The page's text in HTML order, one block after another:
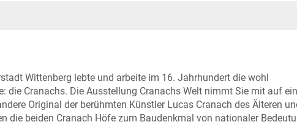
Wittenberg lebte und arbeite im 16. Jahrhundert die wohl
die Cranachs. Die Ausstellung Cranachs Welt nimmt Sie mit auf
Original der berühmten Künstler Lucas Cranach des Älteren
die beiden Cranach Höfe zum Baudenkmal von nationaler